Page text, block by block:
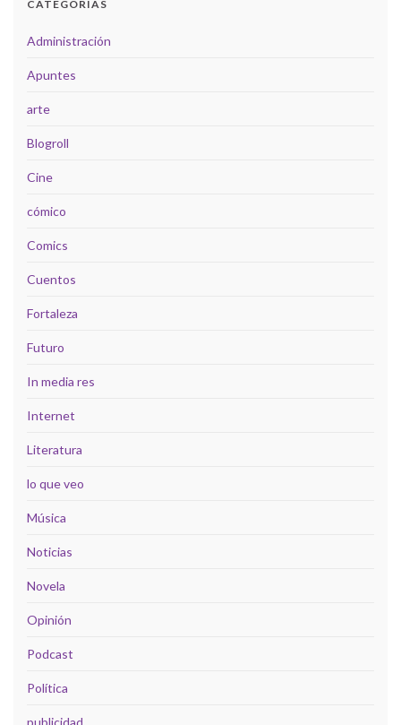
CATEGORÍAS
Administración
Apuntes
arte
Blogroll
Cine
cómico
Comics
Cuentos
Fortaleza
Futuro
In media res
Internet
Literatura
lo que veo
Música
Noticias
Novela
Opinión
Podcast
Política